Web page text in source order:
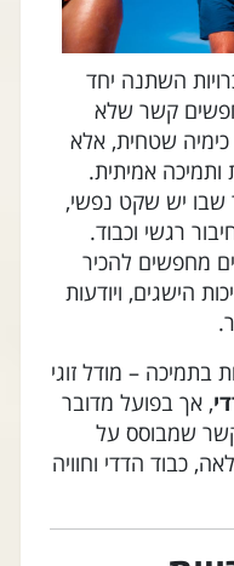
השתנה יחד
קשר שלא
שטחית, אלא
ותמיכה אמיתית.
שבו יש שקט נפשי,
רגשי וכבוד.
מחפשים להכיר
הישגים, ויודעות
בתמיכה – מודל זוגי
, אך בפועל מדובר
קשר שמבוסס על
כבוד הדדי וחוויה